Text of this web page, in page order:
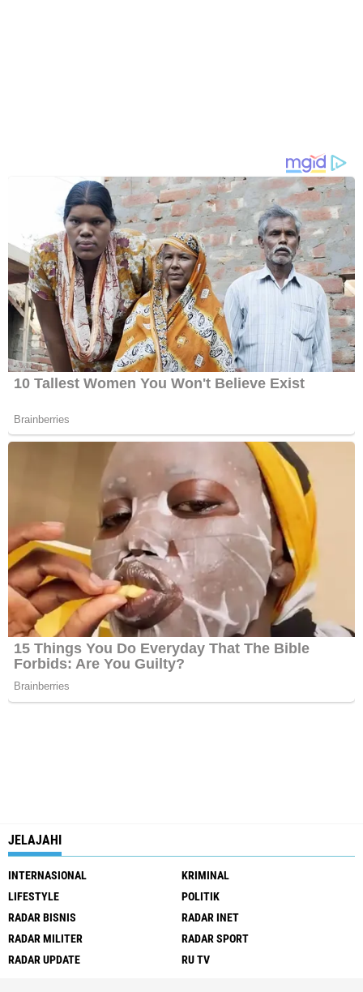
JELAJAHI
INTERNASIONAL
KRIMINAL
LIFESTYLE
POLITIK
RADAR BISNIS
RADAR INET
RADAR MILITER
RADAR SPORT
RADAR UPDATE
RU TV